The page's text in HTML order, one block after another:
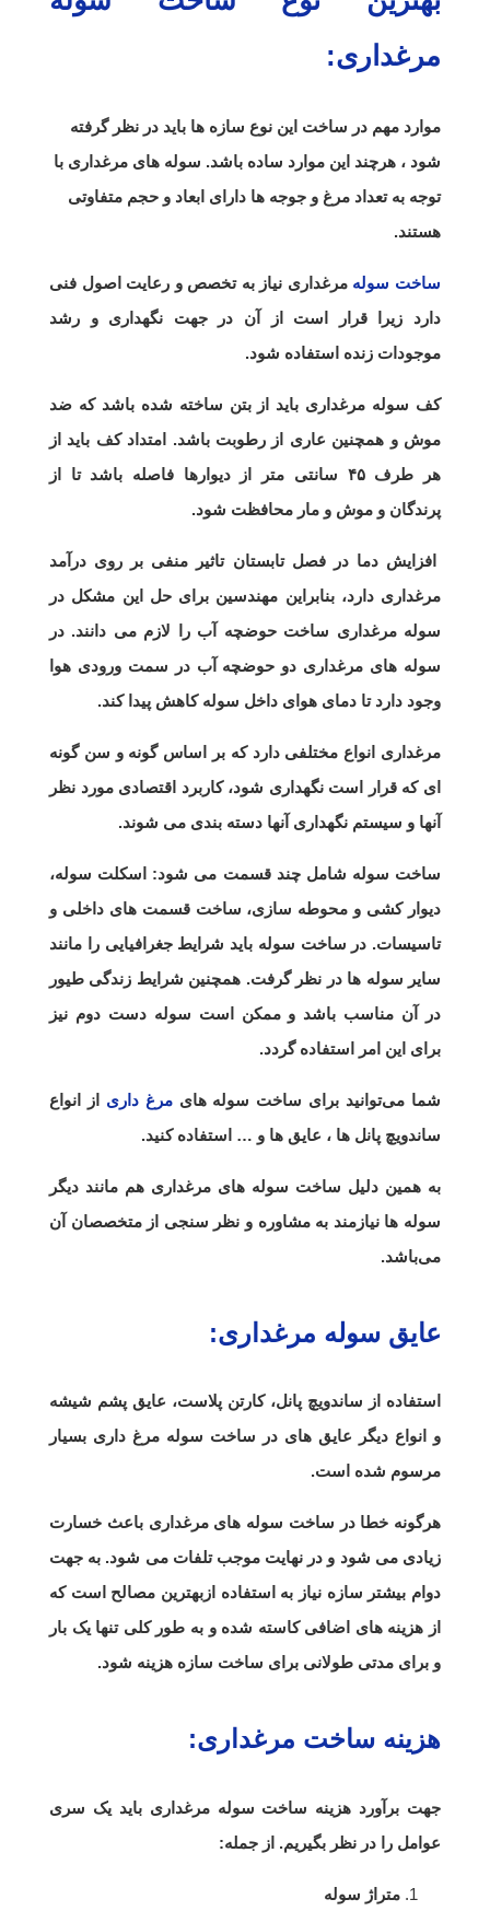
مرغداری:
موارد مهم در ساخت این نوع سازه ها باید در نظر گرفته
شود ، هرچند این موارد ساده باشد. سوله های مرغداری با
توجه به تعداد مرغ و جوجه ها دارای ابعاد و حجم متفاوتی
هستند.
ساخت سوله مرغداری نیاز به تخصص و رعایت اصول فنی
دارد زیرا قرار است از آن در جهت نگهداری و رشد
موجودات زنده استفاده شود.
کف سوله مرغداری باید از بتن ساخته شده باشد که ضد
موش و همچنین عاری از رطوبت باشد. امتداد کف باید از
هر طرف ۴۵ سانتی متر از دیوارها فاصله باشد تا از
پرندگان و موش و مار محافظت شود.
افزایش دما در فصل تابستان تاثیر منفی بر روی درآمد
مرغداری دارد، بنابراین مهندسین برای حل این مشکل در
سوله مرغداری ساخت حوضچه آب را لازم می دانند. در
سوله های مرغداری دو حوضچه آب در سمت ورودی هوا
وجود دارد تا دمای هوای داخل سوله کاهش پیدا کند.
مرغداری انواع مختلفی دارد که بر اساس گونه و سن گونه
ای که قرار است نگهداری شود، کاربرد اقتصادی مورد نظر
آنها و سیستم نگهداری آنها دسته بندی می شوند.
ساخت سوله شامل چند قسمت می شود: اسکلت سوله،
دیوار کشی و محوطه سازی، ساخت قسمت های داخلی و
تاسیسات. در ساخت سوله باید شرایط جغرافیایی را مانند
سایر سوله ها در نظر گرفت. همچنین شرایط زندگی طیور
در آن مناسب باشد و ممکن است سوله دست دوم نیز
برای این امر استفاده گردد.
شما می‌توانید برای ساخت سوله هایمرغ داری از انواع
ساندویچ پانل ها ، عایق ها و … استفاده کنید.
به همین دلیل ساخت سوله های مرغداری هم مانند دیگر
سوله ها نیازمند به مشاوره و نظر سنجی از متخصصان آن
می‌باشد.
عایق سوله مرغداری:
استفاده از ساندویچ پانل، کارتن پلاست، عایق پشم شیشه
و انواع دیگر عایق های در ساخت سوله مرغ داری بسیار
مرسوم شده است.
هرگونه خطا در ساخت سوله های مرغداری باعث خسارت
زیادی می شود و در نهایت موجب تلفات می شود. به جهت
دوام بیشتر سازه نیاز به استفاده ازبهترین مصالح است که
از هزینه های اضافی کاسته شده و به طور کلی تنها یک بار
و برای مدتی طولانی برای ساخت سازه هزینه شود.
هزینه ساخت مرغداری:
جهت برآورد هزینه ساخت سوله مرغداری باید یک سری
عوامل را در نظر بگیریم. از جمله:
متراژ سوله